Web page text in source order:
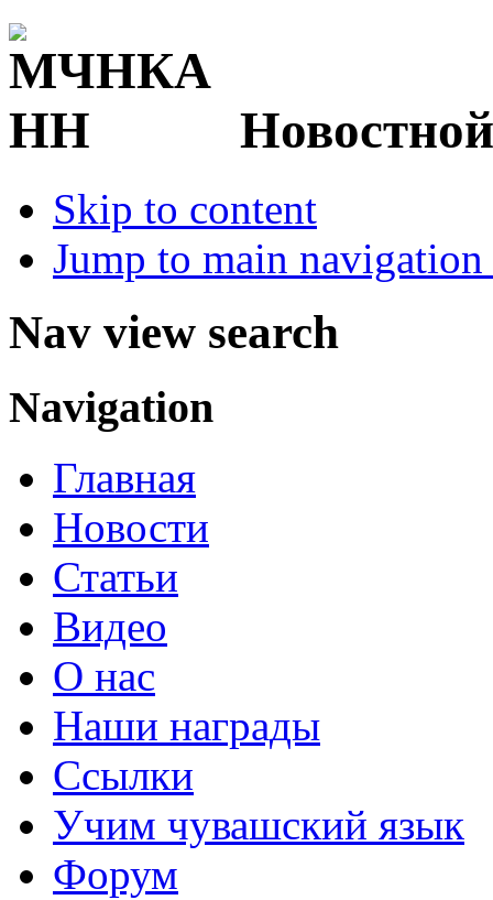
Skip to content
Jump to main
Nav view search
Navigation
Главная
Новости
Статьи
Видео
О нас
Наши награды
Ссылки
Учим чувашский язык
Форум